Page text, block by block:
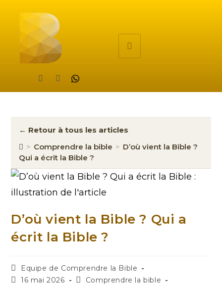
← Retour à tous les articles
> Comprendre la bible > D’où vient la Bible ?
Qui a écrit la Bible ?
D’où vient la Bible ? Qui a
écrit la Bible ?
Equipe de Comprendre la Bible
16 mai 2026
Comprendre la bible